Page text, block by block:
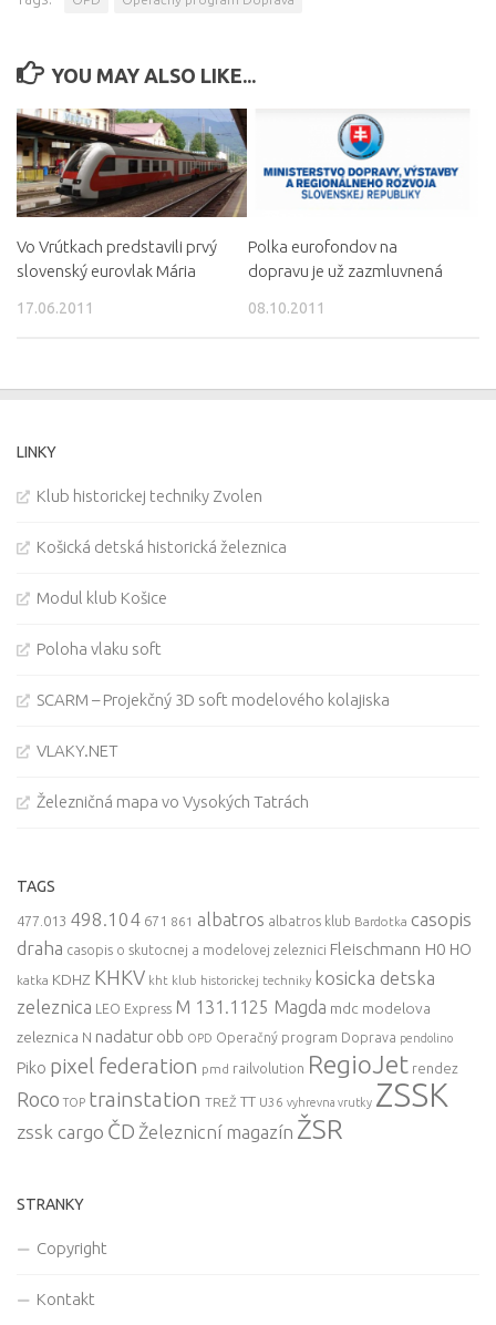
YOU MAY ALSO LIKE...
Vo Vrútkach predstavili prvý
slovenský eurovlak Mária
17.06.2011
Polka eurofondov na
dopravu je už zazmluvnená
08.10.2011
LINKY
Klub historickej techniky Zvolen
Košická detská historická železnica
Modul klub Košice
Poloha vlaku soft
SCARM – Projekčný 3D soft modelového kolajiska
VLAKY.NET
Železničná mapa vo Vysokých Tatrách
TAGS
477.013 498.104 671 861 albatros albatros klub Bardotka casopis
draha casopis o skutocnej a modelovej zeleznici Fleischmann H0 HO
katka KDHZ KHKV kht klub historickej techniky kosicka detska
zeleznica LEO Express M 131.1125 Magda mdc modelova
zeleznica N nadatur obb OPD Operačný program Doprava pendolino
Piko pixel federation pmd railvolution RegioJet rendez
Roco TOP trainstation TREŽ TT U36 vyhrevna vrutky ZSSK
zssk cargo ČD Železnicní magazín ŽSR
STRANKY
Copyright
Kontakt